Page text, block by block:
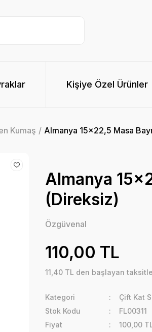
Kişiye Özel Ürünler
Kumaş Almanya 15x22,5 Masa
Almanya
(Direksiz)
Özgüvenal
110,00 TL
11,40 TL den başlayan
Kategori
Çift Kat
Stok Kodu
FL00311
Fiyat
100,00